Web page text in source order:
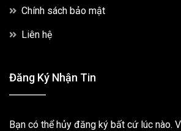
Chính sách bảo mật
Liên hệ
Đăng Ký Nhận Tin
Bạn có thể hủy đăng ký bất cứ lúc nào.